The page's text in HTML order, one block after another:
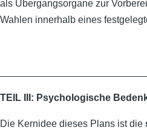
als Übergangsorgane zur
Wahlen innerhalb eines
TEIL III: Psychologische
Die Kernidee dieses Plans ist die